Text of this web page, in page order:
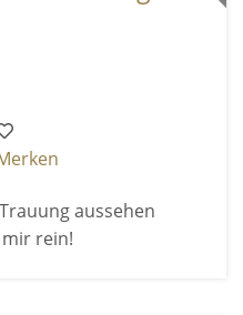
aussehen
rein!